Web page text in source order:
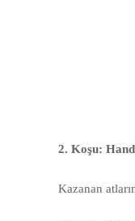
2. Koşu:
Kazanan